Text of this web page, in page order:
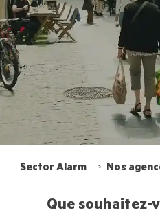
Sector Alarm Nos
Que souhaitez-